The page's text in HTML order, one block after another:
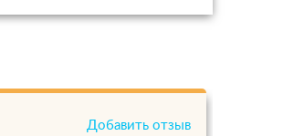
Добавить отзыв